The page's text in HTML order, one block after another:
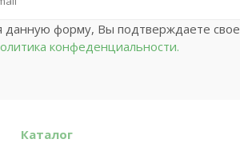
данную форму, Вы подтверждаете свое
конфеденциальности.
Каталог